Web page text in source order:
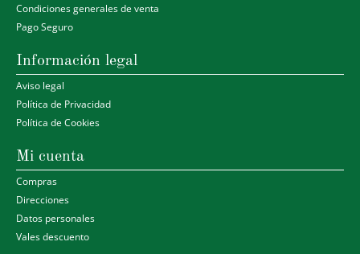
Condiciones generales de venta
Pago Seguro
Información legal
Aviso legal
Política de Privacidad
Política de Cookies
Mi cuenta
Compras
Direcciones
Datos personales
Vales descuento